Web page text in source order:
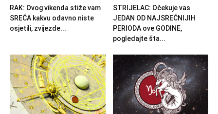
RAK: Ovog vikenda stiže vam
SREĆA kakvu odavno niste
osjetili, zvijezde...
STRIJELAC: Očekuje vas
JEDAN OD NAJSREĆNIJIH
PERIODA ove GODINE,
pogledajte šta...